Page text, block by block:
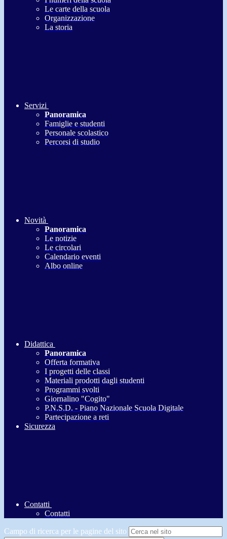
Le carte della scuola
Organizzazione
La storia
Servizi
Panoramica
Famiglie e studenti
Personale scolastico
Percorsi di studio
Novità
Panoramica
Le notizie
Le circolari
Calendario eventi
Albo online
Didattica
Panoramica
Offerta formativa
I progetti delle classi
Materiali prodotti dagli studenti
Programmi svolti
Giornalino "Cogito"
P.N.S.D. - Piano Nazionale Scuola Digitale
Partecipazione a reti
Sicurezza
Contatti
Contatti
Campo di ricerca per le pagine del sito